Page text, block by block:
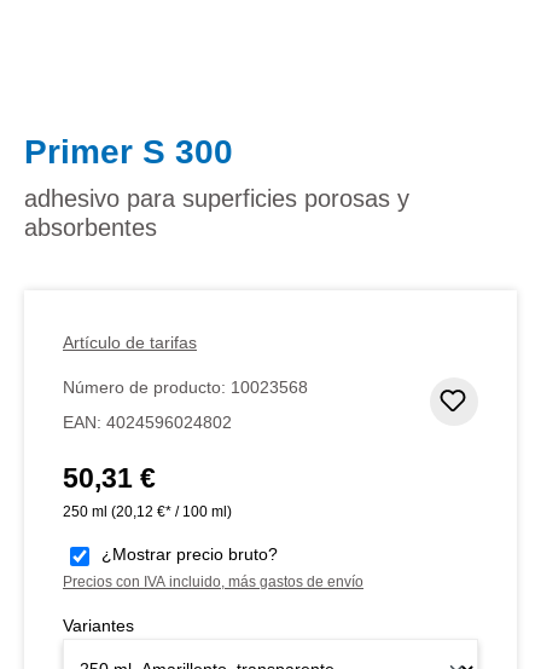
Primer S 300
adhesivo para superficies porosas y
absorbentes
Artículo de tarifas
Número de producto: 10023568
EAN: 4024596024802
Precio normal:
50,31 €
250 ml (20,12 €* / 100 ml)
¿Mostrar precio bruto?
Precios con IVA incluido, más gastos de envío
Variantes